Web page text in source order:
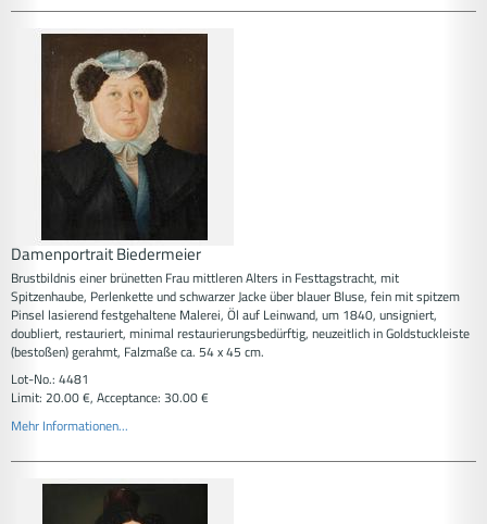
Damenportrait Biedermeier
Brustbildnis einer brünetten Frau mittleren Alters in Festtagstracht, mit
Spitzenhaube, Perlenkette und schwarzer Jacke über blauer Bluse, fein mit spitzem
Pinsel lasierend festgehaltene Malerei, Öl auf Leinwand, um 1840, unsigniert,
doubliert, restauriert, minimal restaurierungsbedürftig, neuzeitlich in Goldstuckleiste
(bestoßen) gerahmt, Falzmaße ca. 54 x 45 cm.
Lot-No.: 4481
Limit: 20.00 €, Acceptance: 30.00 €
Mehr Informationen...